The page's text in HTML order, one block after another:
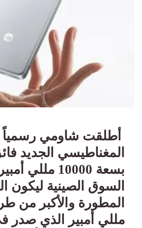
أطلقت شاومي رسمياً
المغناطيسي الجديد
بسعة 10000 مللي
السوق الصينية ليكون
مللي أمبير الذي صدر